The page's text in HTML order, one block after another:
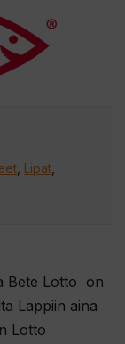
Bete Lotto on
Lappiin aina
Lotto
, Lipat,